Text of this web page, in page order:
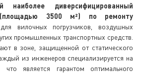
наиболее диверсифицированный
3500 м²) по ремонту
вилочных погрузчиков, воздушных
промышленных транспортных средств.
в зоне, защищенной от статического
из инженеров специализируется на
что является гарантом оптимального